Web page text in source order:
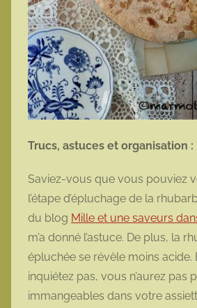
Trucs, astuces et organisation :
Saviez-vous que vous pouviez
l’étape d’épluchage de la
du blog Mille et une saveurs
m’a donné l’astuce. De plus, la
épluchée se révèle moins acide.
inquiétez pas, vous n’aurez pas
immangeables dans votre